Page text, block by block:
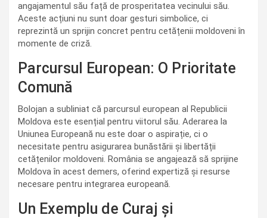
angajamentul său față de prosperitatea vecinului său.
Aceste acțiuni nu sunt doar gesturi simbolice, ci
reprezintă un sprijin concret pentru cetățenii moldoveni în
momente de criză.
Parcursul European: O Prioritate
Comună
Bolojan a subliniat că parcursul european al Republicii
Moldova este esențial pentru viitorul său. Aderarea la
Uniunea Europeană nu este doar o aspirație, ci o
necesitate pentru asigurarea bunăstării și libertății
cetățenilor moldoveni. România se angajează să sprijine
Moldova în acest demers, oferind expertiză și resurse
necesare pentru integrarea europeană.
Un Exemplu de Curaj și